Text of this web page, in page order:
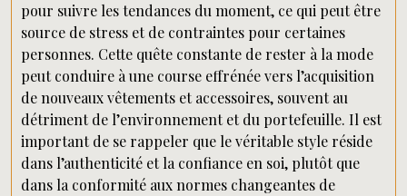
pour suivre les tendances du moment, ce qui peut être
source de stress et de contraintes pour certaines
personnes. Cette quête constante de rester à la mode
peut conduire à une course effrénée vers l’acquisition
de nouveaux vêtements et accessoires, souvent au
détriment de l’environnement et du portefeuille. Il est
important de se rappeler que le véritable style réside
dans l’authenticité et la confiance en soi, plutôt que
dans la conformité aux normes changeantes de